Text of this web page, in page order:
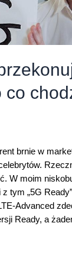
co
brnie w
W moim
tym „5G
Advanced
Ready, a